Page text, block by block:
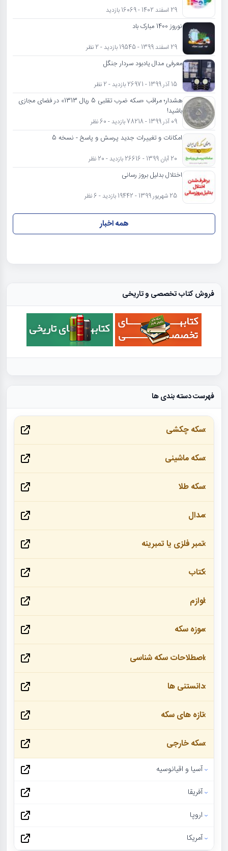
29 اسفند 1402 - 16069 بازدید
نوروز 1400 مبارک باد
29 اسفند 1399 - 19545 بازدید - 2 نظر
معرفی مدال یادبود سردار جنگل
15 آذر 1399 - 26971 بازدید - 2 نظر
هشدار؛ مراقب «سکه ضرب تقلبی 5 ریال 1313» در فضای مجازی
باشید!
09 آذر 1399 - 78218 بازدید - 60 نظر
امکانات و تغییرات جدید پرسش و پاسخ - نسخه 5
20 آبان 1399 - 26616 بازدید - 20 نظر
اختلال بدلیل بروز رسانی
25 شهریور 1399 - 19442 بازدید - 6 نظر
همه اخبار
فروش کتاب تخصصی و تاریخی
فهرست دسته بندی ها
سکه چکشی
سکه ماشینی
سکه طلا
مدال
تمبر فلزی یا تمبرینه
کتاب
لوازم
موزه سکه
اصطلاحات سکه شناسی
دانستنی ها
تازه های سکه
سکه خارجی
آسیا و اقیانوسیه
آفریقا
اروپا
آمریکا